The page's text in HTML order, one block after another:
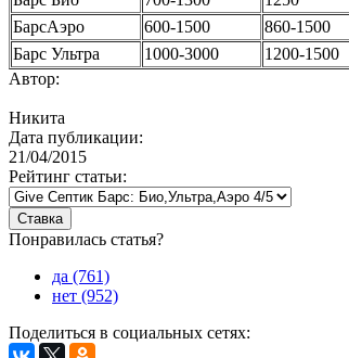
БарсАэро
600-1500 860-1500
Барс Ультра
1000-3000 1200-1500
Автор:
Никита
Дата публикации:
21/04/2015
Рейтинг статьи:
Понравилась статья?
да (761)
нет (952)
Поделиться в социальных сетях: